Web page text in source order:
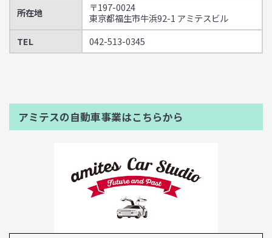
所在地
〒197-0024
東京都福生市牛浜92-1 アミテスビル
TEL
042-513-0345
アミテスの自動車事業はこちらから